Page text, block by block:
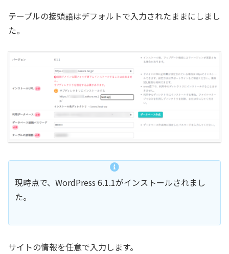
テーブルの接頭語はデフォルトで入力されたままにしまし
た。
現時点で、WordPress 6.1.1がインストールされまし
た。
サイトの情報を任意で入力します。